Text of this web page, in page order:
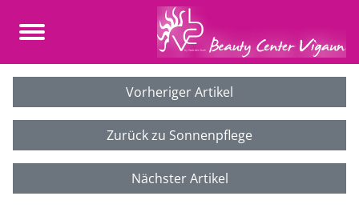
Vorheriger Artikel
Zurück zu Sonnenpflege
Nächster Artikel